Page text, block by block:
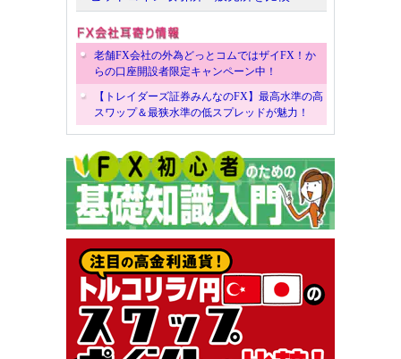
老舗FX会社の外為どっとコムではザイFX！か
らの口座開設者限定キャンペーン中！
【トレイダーズ証券みんなのFX】最高水準の高
スワップ＆最狭水準の低スプレッドが魅力！